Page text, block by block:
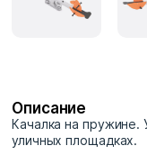
Описание
Качалка на пружине.
уличных площадках.